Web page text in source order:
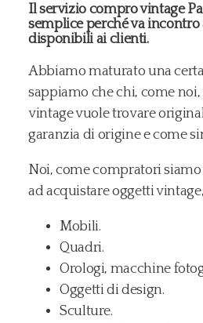
Il servizio compro vintage
semplice perché va
disponibili ai clienti.
Abbiamo maturato una
sappiamo che chi, come
vintage vuole trovare
garanzia di origine e come
Noi, come compratori
ad acquistare oggetti
Mobili.
Quadri.
Orologi, macchine
Oggetti di design.
Sculture.